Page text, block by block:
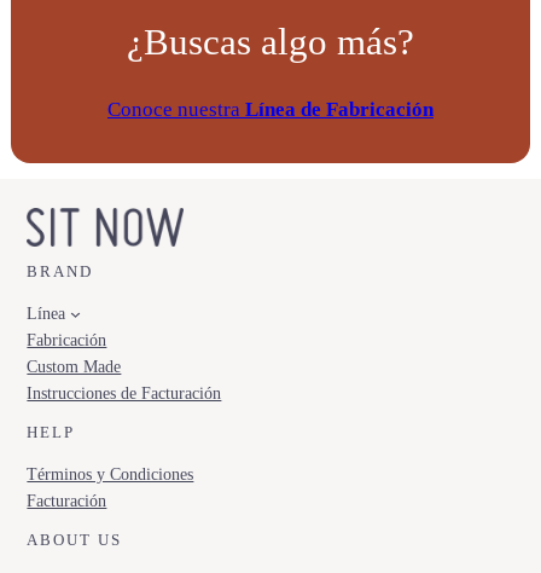
¿Buscas algo más?
Conoce nuestra Línea de Fabricación
BRAND
Línea
Fabricación
Custom Made
Instrucciones de Facturación
HELP
Términos y Condiciones
Facturación
ABOUT US